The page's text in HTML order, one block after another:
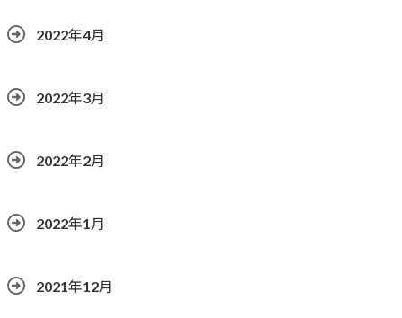
2022年4月
2022年3月
2022年2月
2022年1月
2021年12月